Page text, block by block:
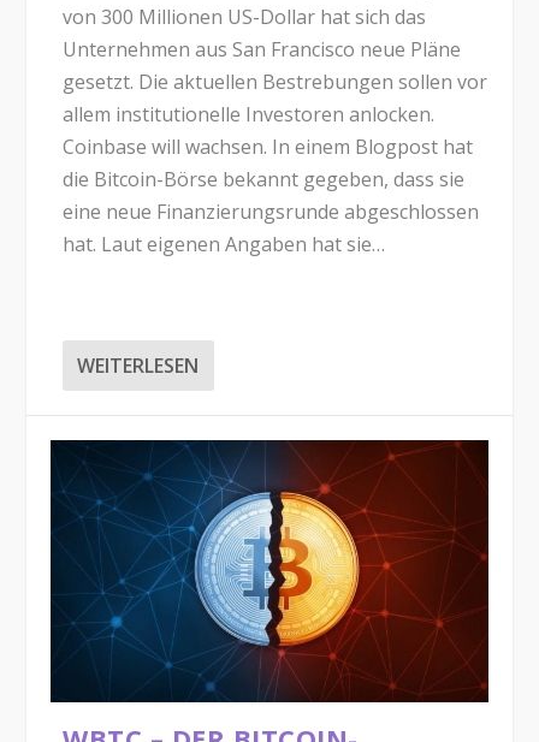
von 300 Millionen US-Dollar hat sich das
Unternehmen aus San Francisco neue Pläne
gesetzt. Die aktuellen Bestrebungen sollen vor
allem institutionelle Investoren anlocken.
Coinbase will wachsen. In einem Blogpost hat
die Bitcoin-Börse bekannt gegeben, dass sie
eine neue Finanzierungsrunde abgeschlossen
hat. Laut eigenen Angaben hat sie…
WEITERLESEN